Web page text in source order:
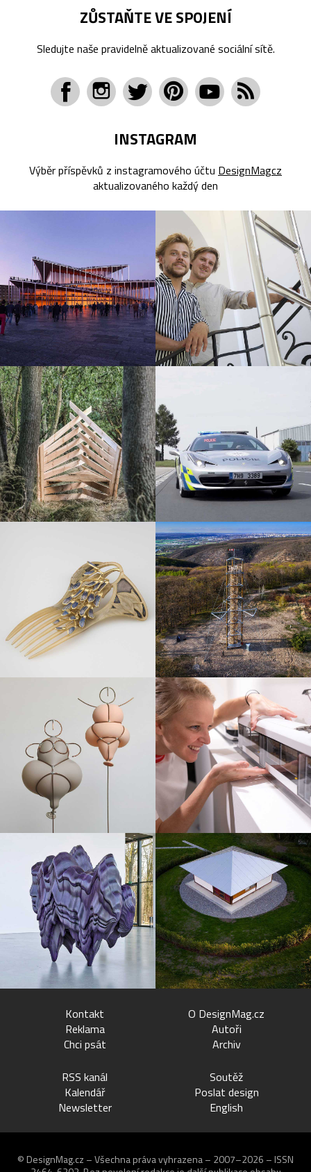
ZŮSTAŇTE VE SPOJENÍ
Sledujte naše pravidelně aktualizované sociální sítě.
INSTAGRAM
Výběr příspěvků z instagramového účtu DesignMagcz
aktualizovaného každý den
Kontakt
Reklama
Chci psát
O DesignMag.cz
Autoři
Archiv
RSS kanál
Kalendář
Newsletter
Soutěž
Poslat design
English
© DesignMag.cz – Všechna práva vyhrazena – 2007–2026 – ISSN